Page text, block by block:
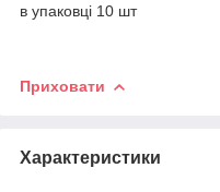
в упаковці 10 шт
Приховати
Характеристики